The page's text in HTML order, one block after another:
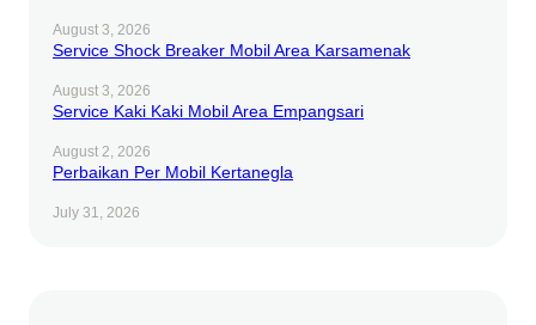
August 3, 2026
Service Shock Breaker Mobil Area Karsamenak
August 3, 2026
Service Kaki Kaki Mobil Area Empangsari
August 2, 2026
Perbaikan Per Mobil Kertanegla
July 31, 2026